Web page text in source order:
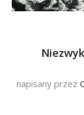
napisany przez